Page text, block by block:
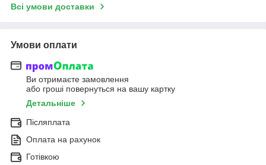
Всі умови доставки
Умови оплати
Ви отримаєте замовлення
або гроші повернуться на вашу картку
Детальніше
Післяплата
Оплата на рахунок
Готівкою